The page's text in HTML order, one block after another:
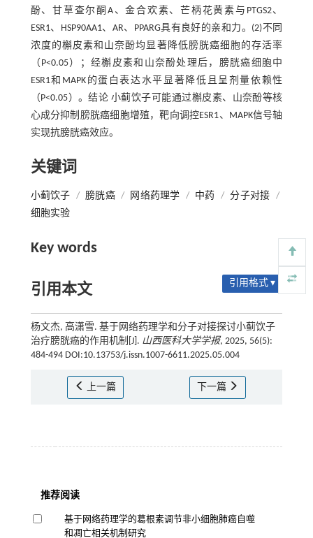
酚、甘草查尔酮A、金合欢素、芒柄花黄素与PTGS2、
ESR1、HSP90AA1、AR、PPARG具有良好的亲和力。(2)不同
浓度的槲皮素和山奈酚均显著降低膀胱癌细胞的存活率
（P<0.05）；经槲皮素和山奈酚处理后，膀胱癌细胞中
ESR1和MAPK的蛋白表达水平显著降低且呈剂量依赖性
（P<0.05）。结论 小蓟饮子可能通过槲皮素、山奈酚等核
心成分抑制膀胱癌细胞增殖，靶向调控ESR1、MAPK信号轴
实现抗膀胱癌效应。
关键词
小蓟饮子 / 膀胱癌 / 网络药理学 / 中药 / 分子对接 /
细胞实验
Key words
引用本文 引用格式 ▾
杨文杰, 高潇雪. 基于网络药理学和分子对接探讨小蓟饮子
治疗膀胱癌的作用机制[J]. 山西医科大学学报, 2025, 56(5):
484-494 DOI:10.13753/j.issn.1007-6611.2025.05.004
上一篇 下一篇